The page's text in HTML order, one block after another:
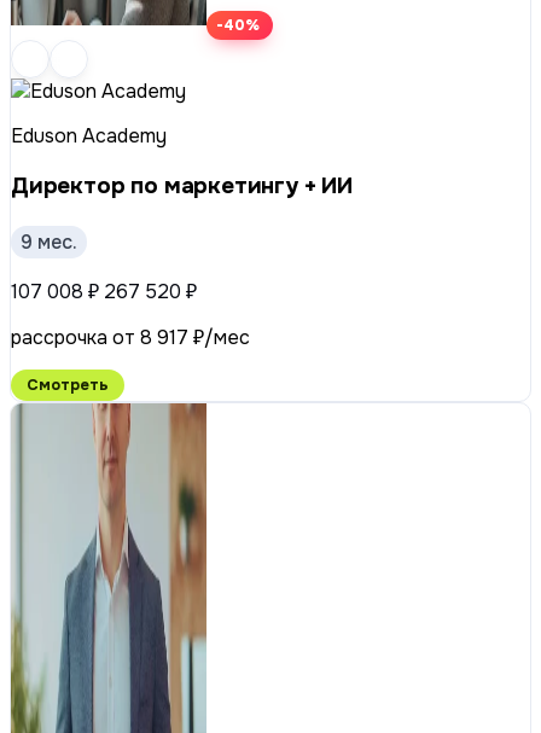
-40%
Eduson Academy
Директор по маркетингу + ИИ
9 мес.
107 008 ₽ 267 520 ₽
рассрочка от 8 917 ₽/мес
Смотреть